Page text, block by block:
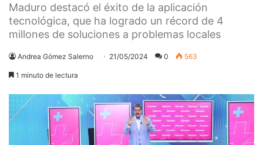
Maduro destacó el éxito de la aplicación
tecnológica, que ha logrado un récord de 4
millones de soluciones a problemas locales
Andrea Gómez Salerno 21/05/2024 0 563
1 minuto de lectura